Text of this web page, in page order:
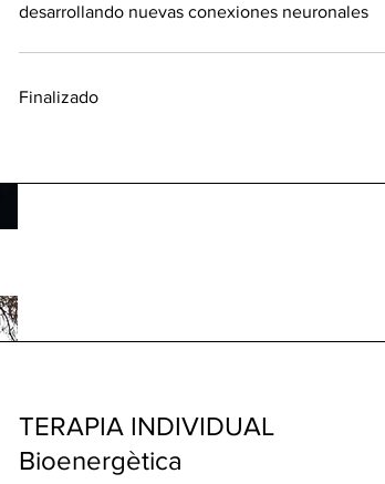
desarrollando nuevas conexiones neuronales
Finalizado
TERAPIA INDIVIDUAL
Bioenergètica